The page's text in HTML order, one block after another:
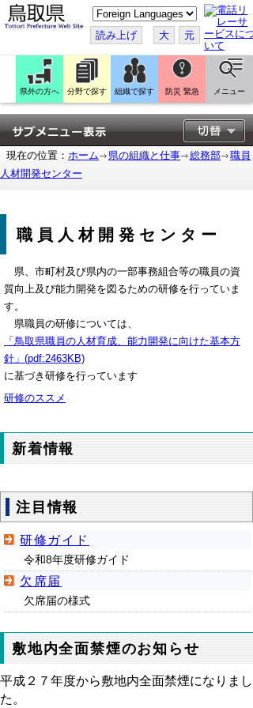
こ
の
ペ
ー
ジ
翻
訳
す
る
読み上げ 大 元
県外の方へ 分野で探す 組織で探す 防災 緊急 メニュー
現在の位置： ホーム 県の組織と仕事 総務部
職員
人材開発センター
職員人材開発センター
県、市町村及び県内の一部事務組合等の職員の資
質向上及び能力開発を図るための研修を行っていま
す。
県職員の研修については、
「鳥取県職員の人材育成、能力開発に向けた基本方
針」(pdf:2463KB)
に基づき研修を行っています
研修のススメ
新着情報
注目情報
研修ガイド
令和8年度研修ガイド
欠席届
欠席届の様式
敷地内全面禁煙のお知らせ
平成２７年度から敷地内全面禁煙になりまし
た。